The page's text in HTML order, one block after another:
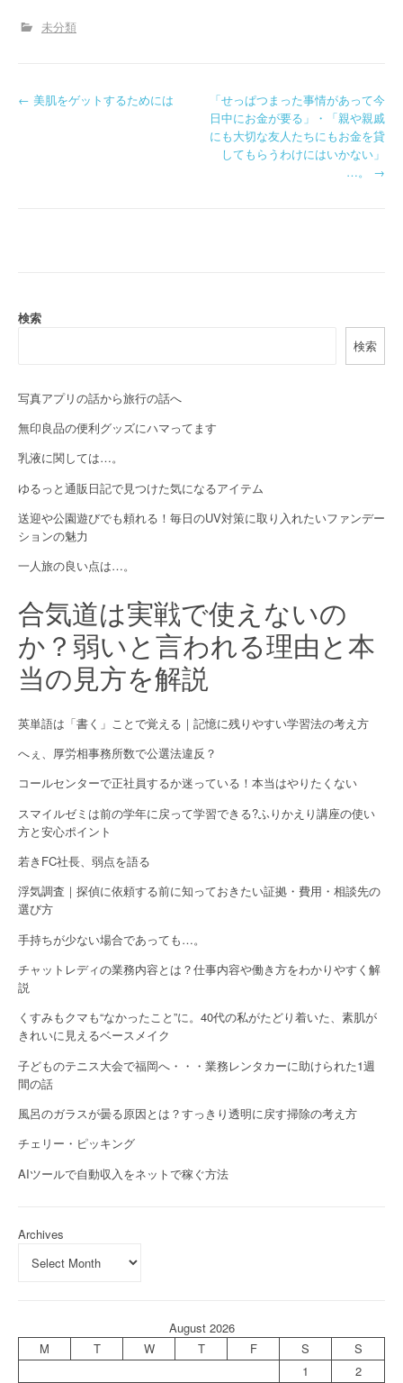
未分類
P
i
a
t
i
o
n
← 美肌をゲットするためには
「せっぱつまった事情があって今
日中にお金が要る」・「親や親戚
にも大切な友人たちにもお金を貸
してもらうわけにはいかない」
…。 →
検索
検索
写真アプリの話から旅行の話へ
無印良品の便利グッズにハマってます
乳液に関しては…。
ゆるっと通販日記で見つけた気になるアイテム
送迎や公園遊びでも頼れる！毎日のUV対策に取り入れたいファンデー
ションの魅力
一人旅の良い点は…。
合気道は実戦で使えないの
か？弱いと言われる理由と本
当の見方を解説
英単語は「書く」ことで覚える｜記憶に残りやすい学習法の考え方
へぇ、厚労相事務所数で公選法違反？
コールセンターで正社員するか迷っている！本当はやりたくない
スマイルゼミは前の学年に戻って学習できる?ふりかえり講座の使い
方と安心ポイント
若きFC社長、弱点を語る
浮気調査｜探偵に依頼する前に知っておきたい証拠・費用・相談先の
選び方
手持ちが少ない場合であっても…。
チャットレディの業務内容とは？仕事内容や働き方をわかりやすく解
説
くすみもクマも“なかったこと”に。40代の私がたどり着いた、素肌が
きれいに見えるベースメイク
子どものテニス大会で福岡へ・・・業務レンタカーに助けられた1週
間の話
風呂のガラスが曇る原因とは？すっきり透明に戻す掃除の考え方
チェリー・ピッキング
AIツールで自動収入をネットで稼ぐ方法
Archives
August 2026
M
T W T F S
S
1
2